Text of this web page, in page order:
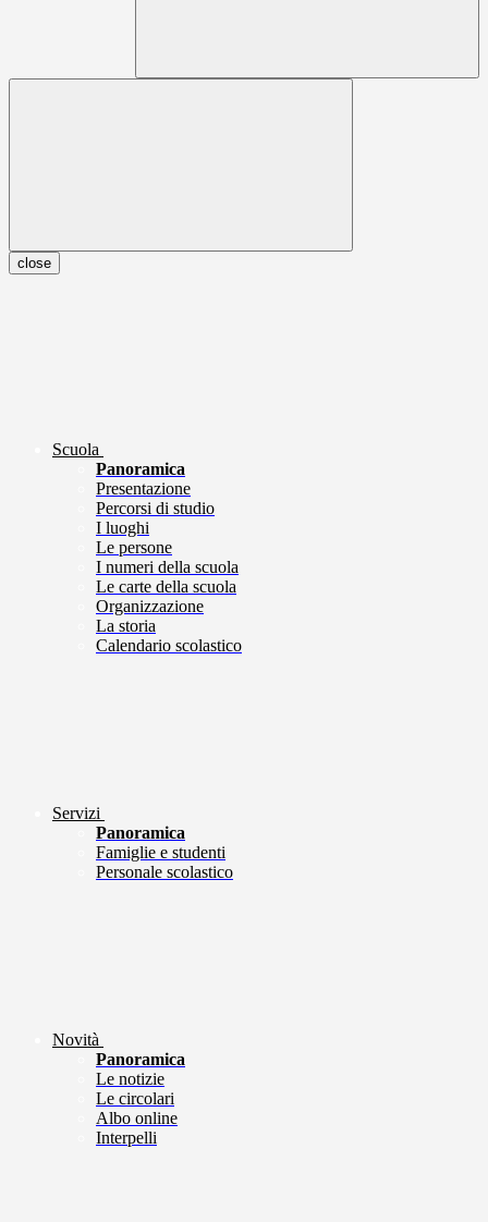
close
Scuola
Panoramica
Presentazione
Percorsi di studio
I luoghi
Le persone
I numeri della scuola
Le carte della scuola
Organizzazione
La storia
Calendario scolastico
Servizi
Panoramica
Famiglie e studenti
Personale scolastico
Novità
Panoramica
Le notizie
Le circolari
Albo online
Interpelli